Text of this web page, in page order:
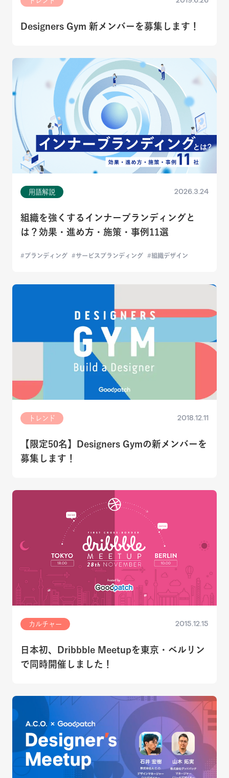
Designers Gym 新メンバーを募集します！
用語解説 2026.3.24
組織を強くするインナーブランディングと
は？効果・進め方・施策・事例11選
ブランディング サービスブランディング 組織デザイン
トレンド 2018.12.11
【限定50名】Designers Gymの新メンバーを
募集します！
カルチャー 2015.12.15
日本初、Dribbble Meetupを東京・ベルリン
で同時開催しました！